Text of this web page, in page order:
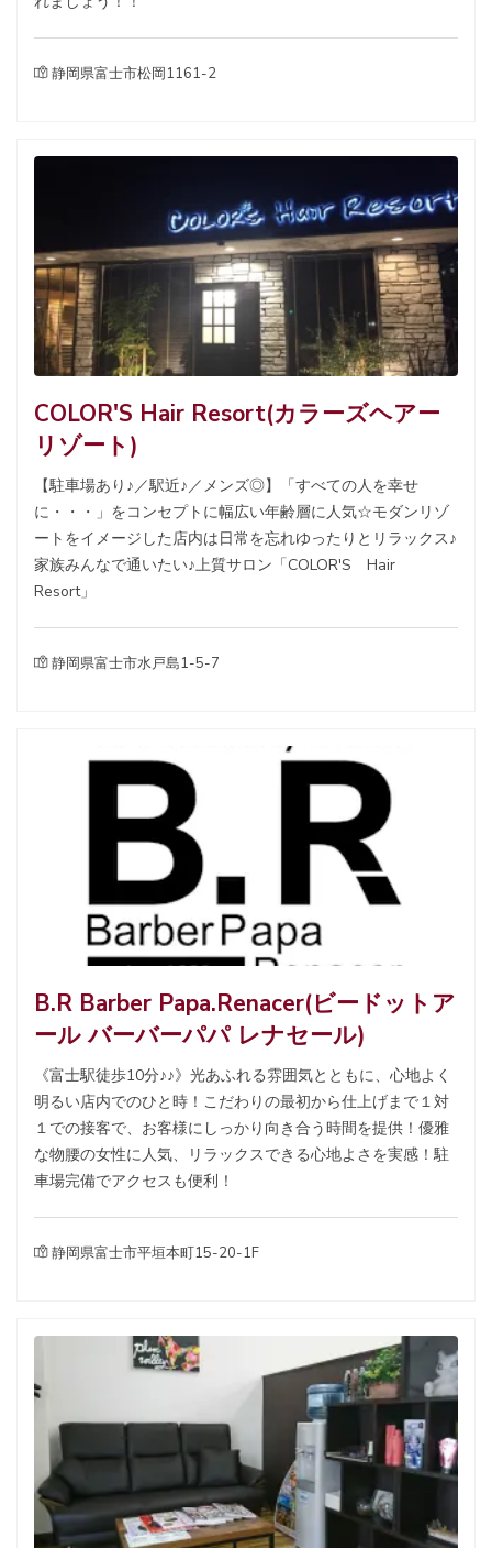
静岡県富士市松岡1161-2
COLOR'S Hair Resort(カラーズヘアー
リゾート)
【駐車場あり♪／駅近♪／メンズ◎】「すべての人を幸せ
に・・・」をコンセプトに幅広い年齢層に人気☆モダンリゾ
ートをイメージした店内は日常を忘れゆったりとリラックス♪
家族みんなで通いたい♪上質サロン「COLOR'S Hair
Resort」
静岡県富士市水戸島1-5-7
B.R Barber Papa.Renacer(ビードットア
ール バーバーパパ レナセール)
《富士駅徒歩10分♪♪》光あふれる雰囲気とともに、心地よく
明るい店内でのひと時！こだわりの最初から仕上げまで１対
１での接客で、お客様にしっかり向き合う時間を提供！優雅
な物腰の女性に人気、リラックスできる心地よさを実感！駐
車場完備でアクセスも便利！
静岡県富士市平垣本町15-20-1F